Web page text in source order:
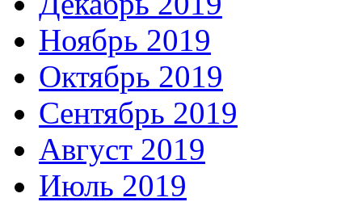
Ноябрь 2019
Октябрь 2019
Сентябрь 2019
Август 2019
Июль 2019